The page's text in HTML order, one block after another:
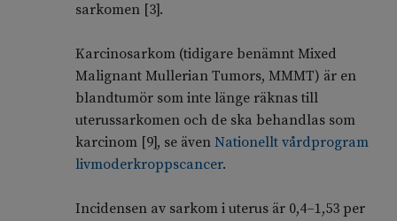
sarkomen [3].
Karcinosarkom (tidigare benämnt Mixed
Malignant Mullerian Tumors, MMMT) är en
blandtumör som inte länge räknas till
uterussarkomen och de ska behandlas som
karcinom [9], se även Nationellt vårdprogram
livmoderkroppscancer.
Incidensen av sarkom i uterus är 0,4–1,53 per